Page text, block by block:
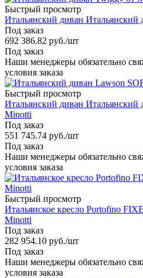
Быстрый просмотр
Итальянский диван Итальянский
Под заказ
692 386.82 руб./шт
Под заказ
Наши менеджеры обязательно
условия заказа
Быстрый просмотр
Итальянский диван Итальянский
Minotti
Под заказ
551 745.74 руб./шт
Под заказ
Наши менеджеры обязательно
условия заказа
Быстрый просмотр
Итальянское кресло Portofino
Minotti
Под заказ
282 954.10 руб./шт
Под заказ
Наши менеджеры обязательно
условия заказа